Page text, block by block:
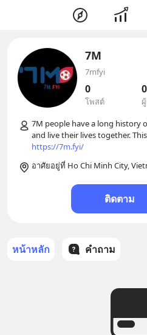
7M
7mfyi
0
โพสต์
0
7M people have a long history
https://7m.fyi/
อาศัยอยู่ที่ Ho Chi Minh City,
ติดตาม
หน้าหลัก คำถาม